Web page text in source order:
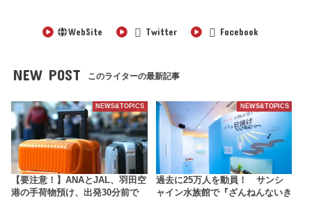
WebSite Twitter Facebook
NEW POST このライターの最新記事
NEWS&TOPICS
【要注意！】ANAとJAL、羽田空
港の手荷物預け、出発30分前で
NEWS&TOPICS
過去に25万人を動員！ サンシ
ャイン水族館で『ざんねんないき